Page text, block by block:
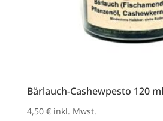
Bärlauch-Cashewpesto 120
4,50 € inkl. Mwst.